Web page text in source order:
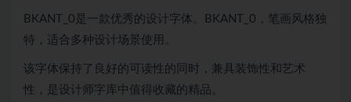
BKANT_0是一款优秀的设计字体。BKANT_0，笔画风格独
特，适合多种设计场景使用。
该字体保持了良好的可读性的同时，兼具装饰性和艺术
性，是设计师字库中值得收藏的精品。